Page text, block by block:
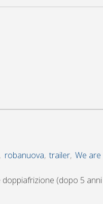
, robanuova, trailer, We are
(dopo 5